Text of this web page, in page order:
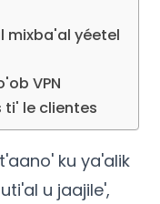
mixba'al yéetel
VPN
ti' le clientes
ku ya'alik
u jaajile',